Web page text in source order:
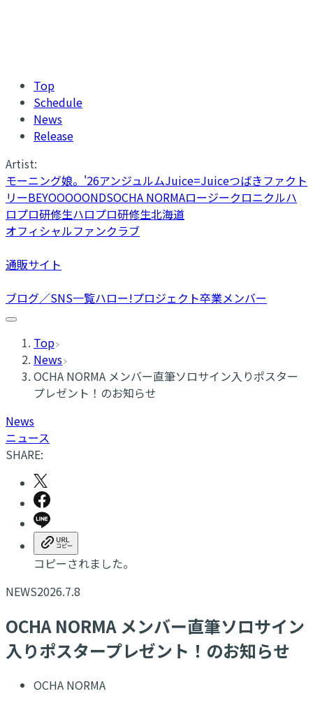
Top
Schedule
News
Release
Artist:
モーニング娘。'26アンジュルムJuice=Juiceつばきファクト
リーBEYOOOOONDSOCHA NORMAロージークロニクルハ
ロプロ研修生ハロプロ研修生北海道
オフィシャルファンクラブ
通販サイト
ブログ／SNS一覧ハロー!プロジェクト卒業メンバー
Top
News
OCHA NORMA メンバー直筆ソロサイン入りポスター
プレゼント！のお知らせ
News
ニュース
SHARE:
コピーされました。
NEWS2026.7.8
OCHA NORMA メンバー直筆ソロサイン
入りポスタープレゼント！のお知らせ
OCHA NORMA